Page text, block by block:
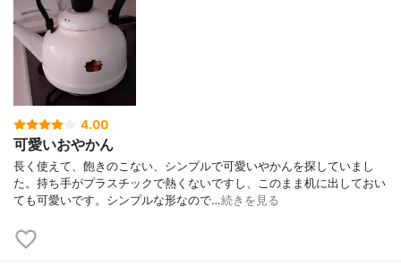
4.00
可愛いおやかん
長く使えて、飽きのこない、シンプルで可愛いやかんを探していまし
た。持ち手がプラスチックで熱くないですし、このまま机に出しておい
ても可愛いです。シンプルな形なので…続きを見る